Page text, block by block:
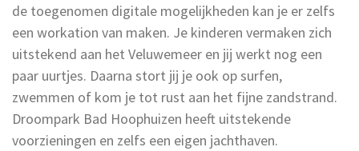
de toegenomen digitale mogelijkheden kan je er zelfs
een workation van maken. Je kinderen vermaken zich
uitstekend aan het Veluwemeer en jij werkt nog een
paar uurtjes. Daarna stort jij je ook op surfen,
zwemmen of kom je tot rust aan het fijne zandstrand.
Droompark Bad Hoophuizen heeft uitstekende
voorzieningen en zelfs een eigen jachthaven.